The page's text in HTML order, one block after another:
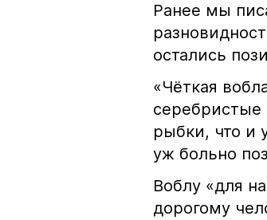
Ранее мы
остались
«Чёткая
серебристые
рыбки, что и
уж больно
Воблу «для
дорогому